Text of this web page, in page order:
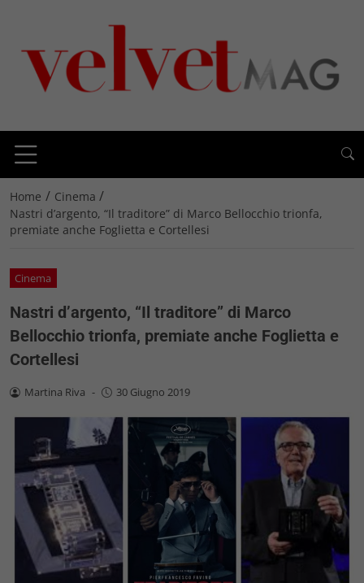
Home / Cinema /
Nastri d’argento, “Il traditore” di Marco Bellocchio trionfa,
premiate anche Foglietta e Cortellesi
Cinema
Nastri d’argento, “Il traditore” di Marco
Bellocchio trionfa, premiate anche Foglietta e
Cortellesi
Martina Riva - 30 Giugno 2019